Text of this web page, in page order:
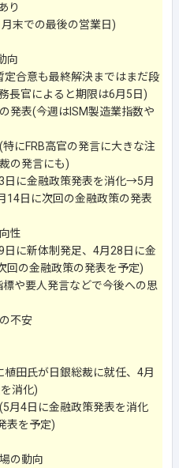
り
末での最後の営業日)
向
定合意も最終解決まではまだ段
長官によると期限は6月5日)
発表(今週はISM製造業指数や
にFRB高官の発言に大きな注
の発言にも)
日に金融政策発表を消化→5月
日に次回の金融政策の発表
性
日に新体制発足、4月28日に金
の金融政策の発表を予定)
や要人発言などで今後への思
不安
田氏が日銀総裁に就任、4月
消化)
月4日に金融政策発表を消化
表を予定)
の動向